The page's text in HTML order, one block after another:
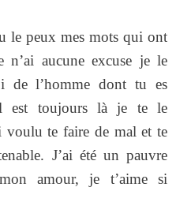
le peux mes mots qui ont
n’ai aucune excuse je le
de l’homme dont tu es
est toujours là je te le
voulu te faire de mal et te
J’ai été un pauvre
amour, je t’aime si